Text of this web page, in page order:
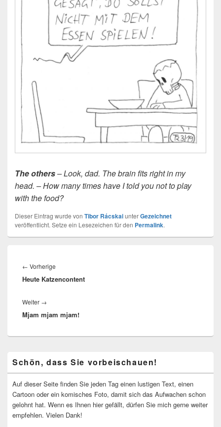
The others– Look, dad. The brain fits right in my
head. – How many times have I told you not to play
with the food?
Dieser Eintrag wurde von Tibor RácskaiunterGezeichnet
veröffentlicht. Setze ein Lesezeichen für den Permalink.
← Vorherige
Beitrag:
Heute Katzencontent
Weiter →
Beitrag:
Mjam mjam mjam!
Seitenleisten-
Widgetbereich
Schön, dass Sie vorbeischauen!
Auf dieser Seite finden Sie jeden Tag einen lustigen Text, einen
Cartoon oder ein komisches Foto, damit sich das Aufwachen schon
gelohnt hat. Wenn es Ihnen hier gefällt, dürfen Sie mich gerne weiter
empfehlen. Vielen Dank!